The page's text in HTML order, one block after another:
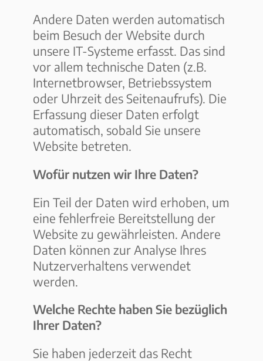
Andere Daten werden automatisch
beim Besuch der Website durch
unsere IT-Systeme erfasst. Das sind
vor allem technische Daten (z.B.
Internetbrowser, Betriebssystem
oder Uhrzeit des Seitenaufrufs). Die
Erfassung dieser Daten erfolgt
automatisch, sobald Sie unsere
Website betreten.
Wofür nutzen wir Ihre Daten?
Ein Teil der Daten wird erhoben, um
eine fehlerfreie Bereitstellung der
Website zu gewährleisten. Andere
Daten können zur Analyse Ihres
Nutzerverhaltens verwendet
werden.
Welche Rechte haben Sie bezüglich
Ihrer Daten?
Sie haben jederzeit das Recht